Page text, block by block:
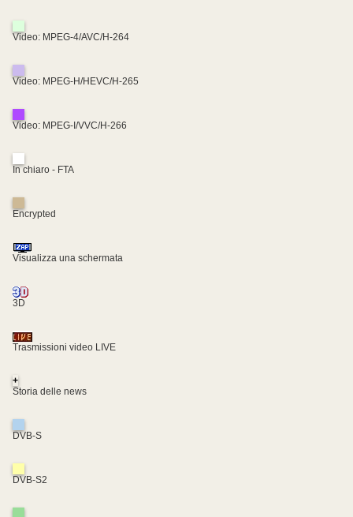
Video: MPEG-4/AVC/H-264
Video: MPEG-H/HEVC/H-265
Video: MPEG-I/VVC/H-266
In chiaro - FTA
Encrypted
Visualizza una schermata
3D
Trasmissioni video LIVE
+
Storia delle news
DVB-S
DVB-S2